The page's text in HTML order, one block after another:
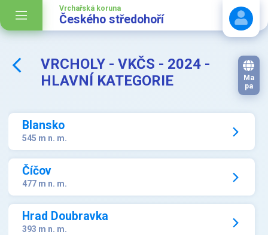
Vrchařská koruna
Českého středohoří
Stáhnout návod
VRCHOLY - VKČS - 2024 -
HLAVNÍ KATEGORIE
Ma
pa
Blansko
545 m n. m.
Číčov
477 m n. m.
Hrad Doubravka
393 m n. m.